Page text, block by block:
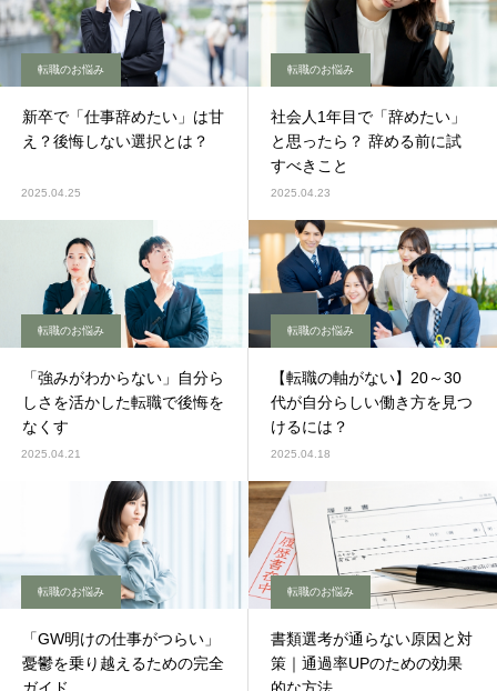
転職のお悩み
新卒で「仕事辞めたい」は甘
え？後悔しない選択とは？
2025.04.25
転職のお悩み
社会人1年目で「辞めたい」
と思ったら？ 辞める前に試
すべきこと
2025.04.23
転職のお悩み
「強みがわからない」自分ら
しさを活かした転職で後悔を
なくす
2025.04.21
転職のお悩み
【転職の軸がない】20～30
代が自分らしい働き方を見つ
けるには？
2025.04.18
転職のお悩み
「GW明けの仕事がつらい」
憂鬱を乗り越えるための完全
転職のお悩み
書類選考が通らない原因と対
策｜通過率UPのための効果